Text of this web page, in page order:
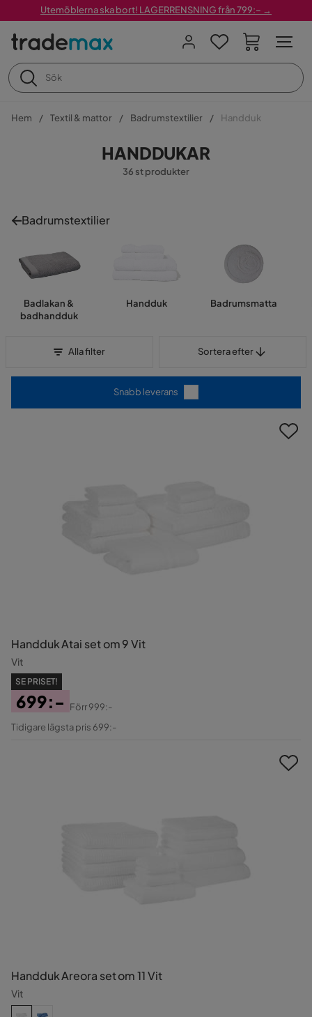
Utemöblerna ska bort! LAGERRENSNING från 799:– →
Hem Textil & mattor Badrumstextilier Handduk
HANDDUKAR
36 st produkter
Badrumstextilier
Badlakan &
badhandduk
Handduk Badrumsmatta
Alla filter Sortera efter
Snabb leverans
Handduk Atai set om 9 Vit
Vit
SE PRISET!
Pris
699:-
Original
Förr999:-
Tidigare lägsta pris 699:-
Handduk Areora set om 11 Vit
Vit